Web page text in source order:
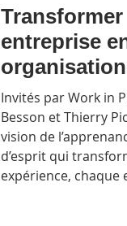
entreprise
organisation
apprenante :
de
Invités par Work in
Besson et Thierry
vision de
d’esprit qui
expérience, chaque